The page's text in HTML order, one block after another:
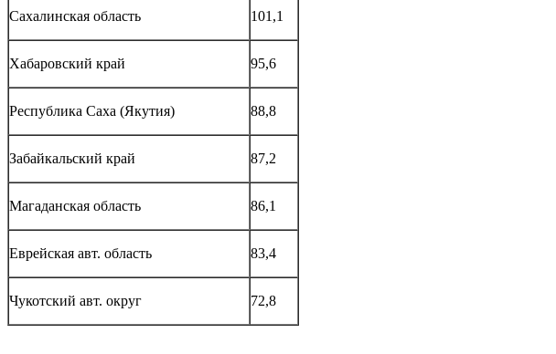
Сахалинская область 101,1
Хабаровский край 95,6
Республика Саха (Якутия) 88,8
Забайкальский край 87,2
Магаданская область 86,1
Еврейская авт. область 83,4
Чукотский авт. округ 72,8